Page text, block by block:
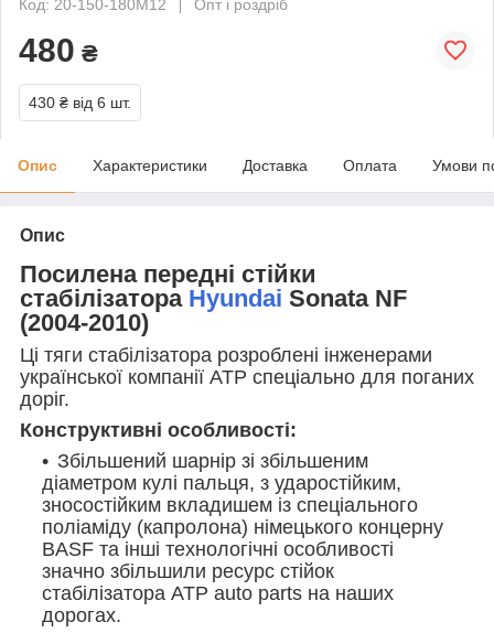
Код: 20-150-180M12
Опт і роздріб
480 ₴
430 ₴ від 6 шт.
Опис Характеристики Доставка Оплата Умови
Опис
Посилена передні стійки
стабілізатора Hyundai Sonata NF
(2004-2010)
Ці тяги стабілізатора розроблені інженерами
української компанії АТР спеціально для поганих
доріг.
Конструктивні особливості:
Збільшений шарнір зі збільшеним
діаметром кулі пальця, з ударостійким,
зносостійким вкладишем із спеціального
поліаміду (капролона) німецького концерну
BASF та інші технологічні особливості
значно збільшили ресурс стійок
стабілізатора АТР auto parts на наших
дорогах.